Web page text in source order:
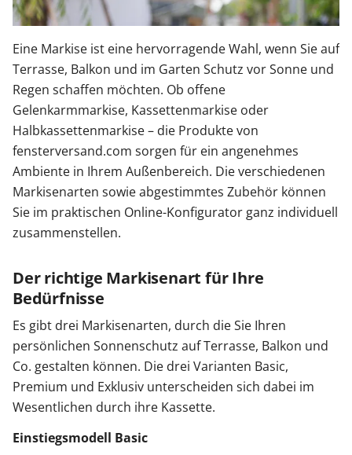
Kontakt / Hilfe
Eine Markise ist eine hervorragende Wahl, wenn Sie auf
Terrasse, Balkon und im Garten Schutz vor Sonne und
Regen schaffen möchten. Ob offene
Gelenkarmmarkise, Kassettenmarkise oder
Halbkassettenmarkise – die Produkte von
fensterversand.com sorgen für ein angenehmes
Ambiente in Ihrem Außenbereich. Die verschiedenen
Markisenarten sowie abgestimmtes Zubehör können
Sie im praktischen Online-Konfigurator ganz individuell
zusammenstellen.
Der richtige Markisenart für Ihre
Bedürfnisse
Es gibt drei Markisenarten, durch die Sie Ihren
persönlichen Sonnenschutz auf Terrasse, Balkon und
Co. gestalten können. Die drei Varianten Basic,
Premium und Exklusiv unterscheiden sich dabei im
Wesentlichen durch ihre Kassette.
Einstiegsmodell Basic